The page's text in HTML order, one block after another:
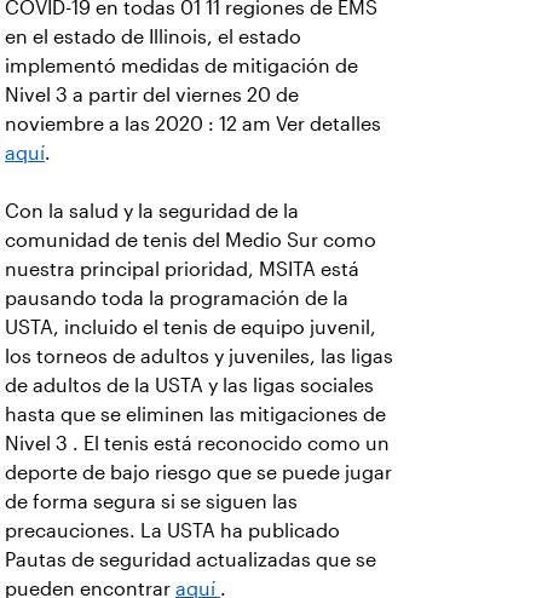
COVID-19 en todas 01 11 regiones de EMS
en el estado de Illinois, el estado
implementó medidas de mitigación de
Nivel 3 a partir del viernes 20 de
noviembre a las 2020 : 12 am Ver detalles
aquí.
Con la salud y la seguridad de la
comunidad de tenis del Medio Sur como
nuestra principal prioridad, MSITA está
pausando toda la programación de la
USTA, incluido el tenis de equipo juvenil,
los torneos de adultos y juveniles, las ligas
de adultos de la USTA y las ligas sociales
hasta que se eliminen las mitigaciones de
Nivel 3 . El tenis está reconocido como un
deporte de bajo riesgo que se puede jugar
de forma segura si se siguen las
precauciones. La USTA ha publicado
Pautas de seguridad actualizadas que se
pueden encontrar aquí .